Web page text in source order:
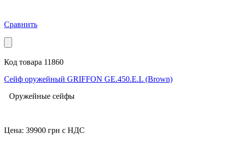
Сравнить
Код товара 11860
Сейф оружейный GRIFFON GE.450.E.L (Brown)
Оружейные сейфы
Цена: 39900 грн с НДС